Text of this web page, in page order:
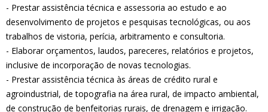
- Prestar assistência técnica e assessoria ao estudo e ao
desenvolvimento de projetos e pesquisas tecnológicas, ou aos
trabalhos de vistoria, perícia, arbitramento e consultoria.
- Elaborar orçamentos, laudos, pareceres, relatórios e projetos,
inclusive de incorporação de novas tecnologias.
- Prestar assistência técnica às áreas de crédito rural e
agroindustrial, de topografia na área rural, de impacto ambiental,
de construção de benfeitorias rurais, de drenagem e irrigação.